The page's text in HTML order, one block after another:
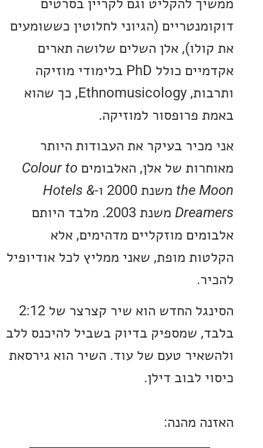
להקליט וגם לקריין בסרטים
(הגיוני לחלוטין כששומעים
אלן השלים שלושה תארים
אקדמיים כולל PhD בלימודי מוזיקה
ותרבות, Ethnomusicology, כך שהוא
פרופסור למוזיקה.
בעיקר את העבודות היותר
של אלן, האלבומיםColour to
theמשנת 2000 ו-
Hotels &
משנת 2003. מלבד היותם
מוזקליים מדהימים, אלא
מופת, שאני ממליץ לכל אודיופיל
הסינגל החדש הוא שיר קצרצר של 2:12
שמספיק בדיוק בשביל להיכנס ללב
טעם של עוד. השיר הוא גירסאת
לבוב דילן.
מהנה: